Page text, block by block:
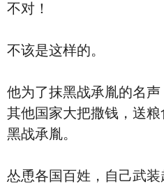
不对！
不该是这样的。
他为了抹黑战承胤的名
其他国家大把撒钱，送
黑战承胤。
怂恿各国百姓，自己武